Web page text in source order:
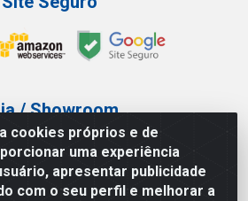
cookies próprios e de
uma experiência
apresentar publicidade
com o seu perfil e melhorar a
/ Showroom
Tel.: (11) 3227-0546
597 - Pari - São Paulo/SP